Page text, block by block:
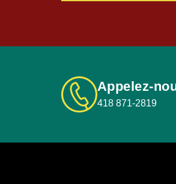
Appelez-
418 871-2819